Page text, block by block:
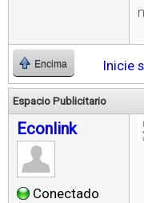
Encima Inicie
Espacio Publicitario
Econlink
Conectado